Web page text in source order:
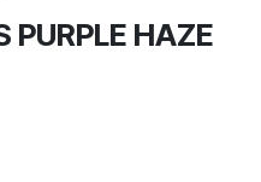
PURPLE HAZE